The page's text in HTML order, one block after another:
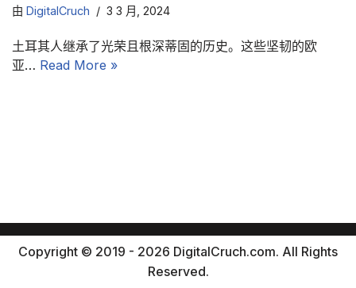
由 DigitalCruch 3 3 月, 2024
土耳其人继承了光荣且根深蒂固的历史。这些坚韧的欧
亚… Read More »
Copyright © 2019 - 2026 DigitalCruch.com. All Rights
Reserved.